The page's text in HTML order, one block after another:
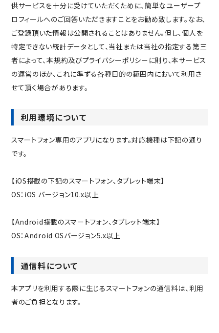
供サービスを十分に受けていただくために、簡単なユーザープ
ロフィールへのご回答いただきますことをお勧め致します。なお、
ご登録頂いた情報は公開されることはありません。但し、個人を
特定できない統計データとして、当社または当社の指定する第三
者によって、本規約及びプライバシーポリシーに則り、本サービス
の運営のほか、これに準ずる各種目的の範囲内において利用さ
せて頂く場合があります。
利用環境について
スマートフォン専用のアプリになります。対応機種は下記の通り
です。
【iOS搭載の下記のスマートフォン、タブレット端末】
OS：iOS バージョン10.x以上
【Android搭載のスマートフォン、タブレット端末】
OS：Android OSバージョン5.x以上
通信料について
本アプリを利用する際に生じるスマートフォンの通信料は、利用
者のご負担となります。